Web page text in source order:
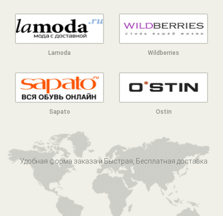
Lamoda Wildberries
Sapato Ostin
Удобная форма заказа и Быстрая, Бесплатная доставка